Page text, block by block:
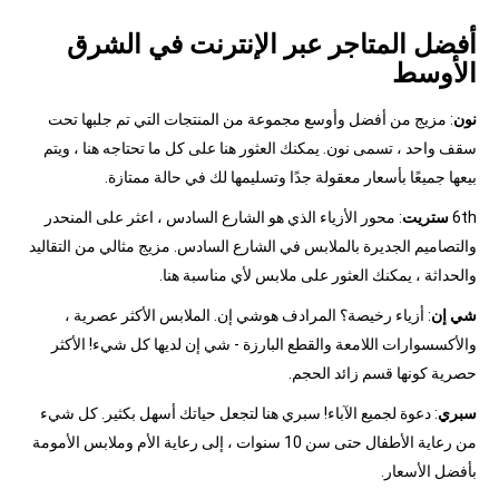
أفضل المتاجر عبر الإنترنت في الشرق
الأوسط
نون: مزيج من أفضل وأوسع مجموعة من المنتجات التي تم جلبها تحت
سقف واحد ، تسمى نون. يمكنك العثور هنا على كل ما تحتاجه هنا ، ويتم
بيعها جميعًا بأسعار معقولة جدًا وتسليمها لك في حالة ممتازة.
6thستريت: محور الأزياء الذي هو الشارع السادس ، اعثر على المنحدر
والتصاميم الجديرة بالملابس في الشارع السادس. مزيج مثالي من التقاليد
والحداثة ، يمكنك العثور على ملابس لأي مناسبة هنا.
شي إن: أزياء رخيصة؟ المرادف هوشي إن. الملابس الأكثر عصرية ،
والأكسسوارات اللامعة والقطع البارزة - شي إن لديها كل شيء! الأكثر
حصرية كونها قسم زائد الحجم.
سبري: دعوة لجميع الآباء! سبري هنا لتجعل حياتك أسهل بكثير. كل شيء
من رعاية الأطفال حتى سن 10 سنوات ، إلى رعاية الأم وملابس الأمومة
بأفضل الأسعار.